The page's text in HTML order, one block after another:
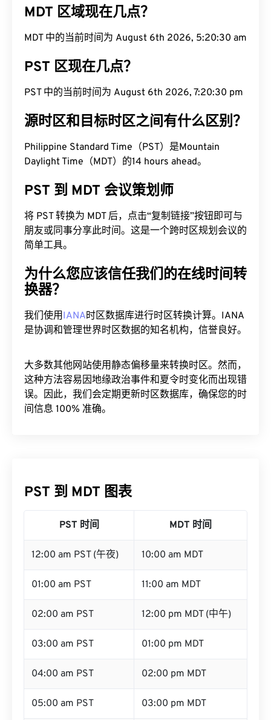
MDT 区域现在几点？
MDT 中的当前时间为 August 6th 2026, 5:20:31 am
PST 区现在几点？
PST 中的当前时间为 August 6th 2026, 7:20:31 pm
源时区和目标时区之间有什么区别？
Philippine Standard Time（PST）是Mountain
Daylight Time（MDT）的14 hours ahead。
PST 到 MDT 会议策划师
将 PST 转换为 MDT 后，点击“复制链接”按钮即可与
朋友或同事分享此时间。这是一个跨时区规划会议的
简单工具。
为什么您应该信任我们的在线时间转
换器？
我们使用IANA时区数据库进行时区转换计算。IANA
是协调和管理世界时区数据的知名机构，信誉良好。
大多数其他网站使用静态偏移量来转换时区。然而，
这种方法容易因地缘政治事件和夏令时变化而出现错
误。因此，我们会定期更新时区数据库，确保您的时
间信息 100% 准确。
PST 到 MDT 图表
PST 时间 MDT 时间
12:00 am PST (午夜) 10:00 am MDT
01:00 am PST 11:00 am MDT
02:00 am PST 12:00 pm MDT (中午)
03:00 am PST 01:00 pm MDT
04:00 am PST 02:00 pm MDT
05:00 am PST 03:00 pm MDT